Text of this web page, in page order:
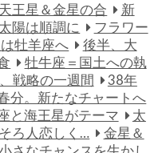
王星＆金星の合
新
陽は順調に
フラワー
牡羊座へ
後半、大
牡牛座＝国土への執
戦略の一週間
38年
分。新たなチャートへ
と海王星がテーマ
太
ろ人恋しく…
金星＆